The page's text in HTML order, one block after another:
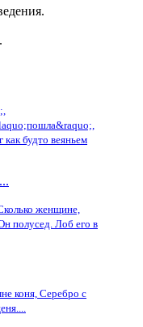
будто веяньем
женщине,
полусед. Лоб его в
коня, Серебро с